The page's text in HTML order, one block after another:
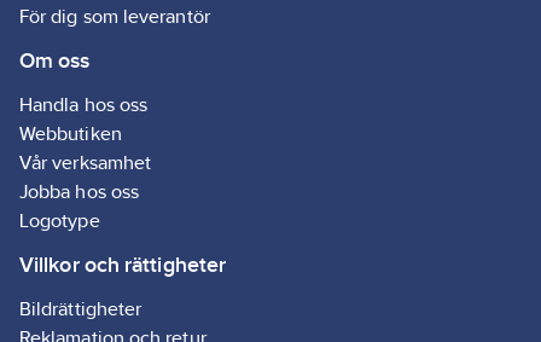
För dig som leverantör
Om oss
Handla hos oss
Webbutiken
Vår verksamhet
Jobba hos oss
Logotype
Villkor och rättigheter
Bildrättigheter